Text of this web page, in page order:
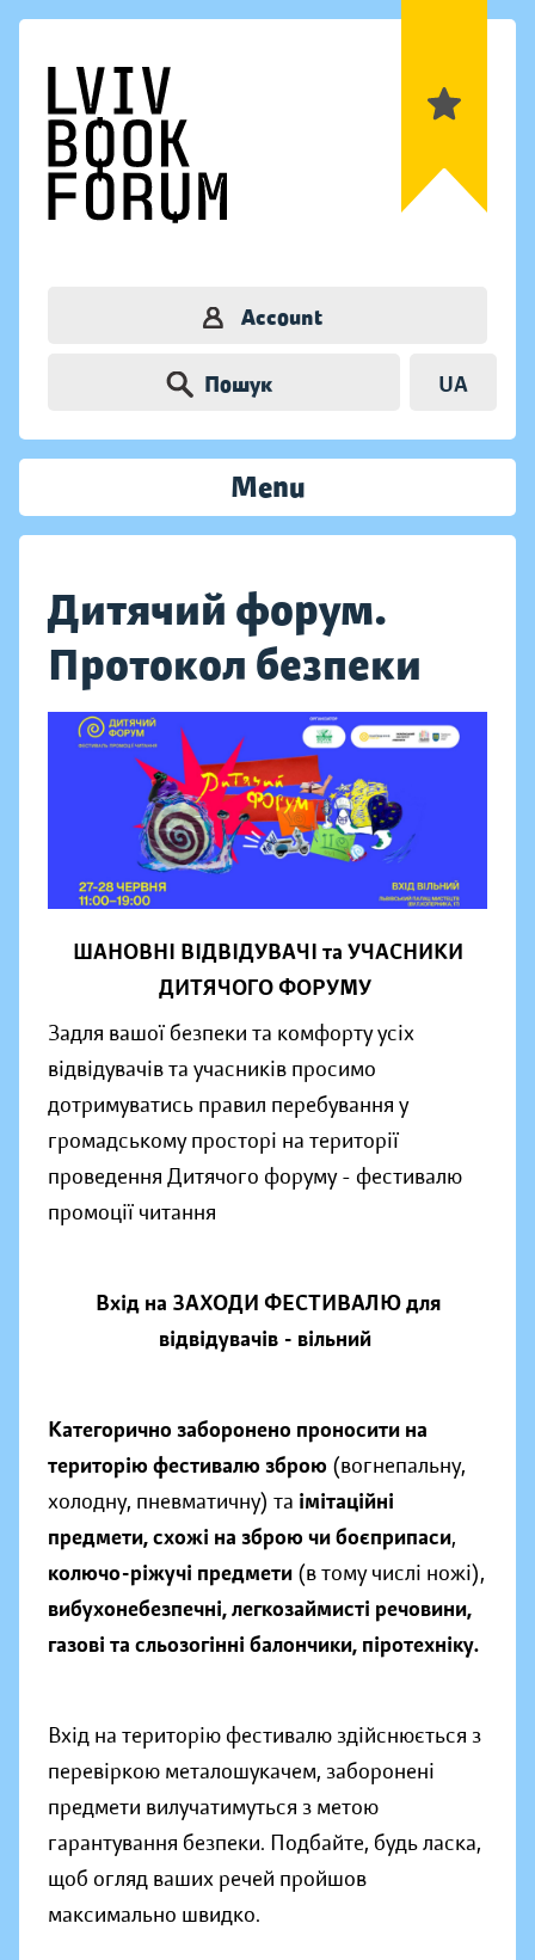
Account
Пошук UA
Menu
Дитячий форум.
Протокол безпеки
ШАНОВНІ ВІДВІДУВАЧІ та УЧАСНИКИ
ДИТЯЧОГО ФОРУМУ
Задля вашої безпеки та комфорту усіх
відвідувачів та учасників просимо
дотримуватись правил перебування у
громадському просторі на території
проведення Дитячого форуму - фестивалю
промоції читання
Вхід на ЗАХОДИ ФЕСТИВАЛЮ для
відвідувачів - вільний
Категорично заборонено проносити на
територію фестивалю зброю (вогнепальну,
холодну, пневматичну) та імітаційні
предмети, схожі на зброю чи боєприпаси,
колючо-ріжучі предмети (в тому числі ножі),
вибухонебезпечні, легкозаймисті речовини,
газові та сльозогінні балончики, піротехніку.
Вхід на територію фестивалю здійснюється з
перевіркою металошукачем, заборонені
предмети вилучатимуться з метою
гарантування безпеки. Подбайте, будь ласка,
щоб огляд ваших речей пройшов
максимально швидко.